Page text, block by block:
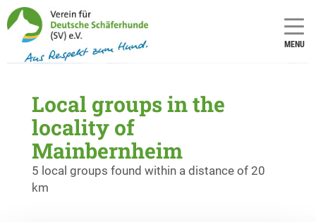
MENU
Local groups in the
locality of
Mainbernheim
5 local groups found within a distance of 20
km